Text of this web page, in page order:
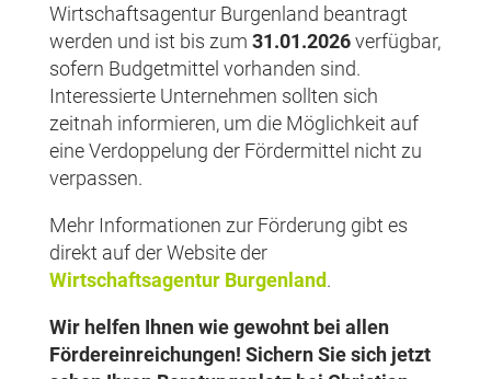
Wirtschaftsagentur Burgenland beantragt
werden und ist bis zum 31.01.2026verfügbar,
sofern Budgetmittel vorhanden sind.
Interessierte Unternehmen sollten sich
zeitnah informieren, um die Möglichkeit auf
eine Verdoppelung der Fördermittel nicht zu
verpassen.
Mehr Informationen zur Förderung gibt es
direkt auf der Website der
Wirtschaftsagentur Burgenland.
Wir helfen Ihnen wie gewohnt bei allen
Fördereinreichungen! Sichern Sie sich jetzt